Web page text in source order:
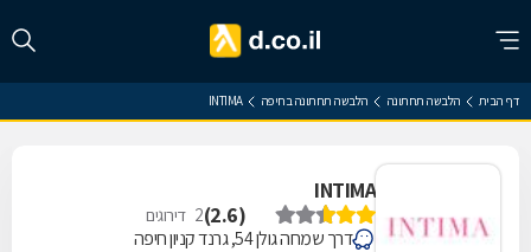
דף הבית הלבשה תחתונה הלבשה תחתונה בחיפה INTIMA
INTIMA
(
2.6
)
2 דירוגים
דרך שמחה גולן 54, גרנד קניון חיפה